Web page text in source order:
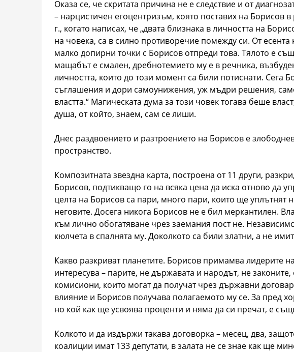
Оказа се, че скритата причина не е следствие и от
– нарцистичен егоцентризъм, която поставих на Борисов в
г., когато написах, че „двата близнака в личността на
на човека, са в силно противоречие помежду си. От есента
малко допирни точки с Борисов отпреди това. Тялото е
мащабът е смален, дребнотемието му е в речника,
личността, които до този момент са били потиснати. Сега
съглашения и дори самоунижения, уж мъдри решения,
властта.“ Магическата дума за този човек тогава беше
душа, от който, знаем, сам се лиши.
Днес раздвоението и разтроението на Борисов е
пространство.
Композитната звездна карта, построена от 11 други,
Борисов, подтикващо го на всяка цена да иска отново да
целта на Борисов са пари, много пари, които ще уплътнят
неговите. Досега никога Борисов не е бил меркантилен.
към лично обогатяване чрез заемания пост не.
кюлчета в спалнята му. Доколкото са били златни, а не
Какво разкриват планетите. Борисов примамва лидерите
интересува – парите, не държавата и народът, не
комисиони, които могат да получат чрез държавни
влияние и Борисов получава полагаемото му се. За пред
но кой как ще усвоява проценти и няма да си пречат, е
Колкото и да издържи такава договорка – месец, два,
коалиции имат 133 депутати, в залата не се знае как ще